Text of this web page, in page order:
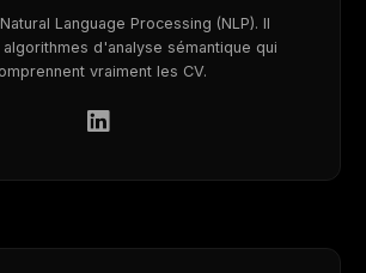
Language Processing (NLP). Il
d'analyse sémantique qui
vraiment les CV.